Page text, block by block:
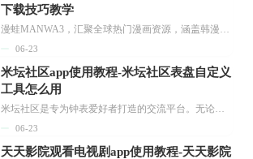
下载技巧教学
漫蛙MANWA3，汇聚全球热门漫画资源，涵盖韩漫、欧美漫画、国漫等多种类型，题材丰富多样，全方位满足用户阅读喜好。它不仅是阅读平台，更是创作平台，为广大用户打造零门槛创作环境。...
06-23
米坛社区app使用教程-米坛社区表盘自定义
工具怎么用
米坛社区是专为钟表爱好者打造的交流平台。无论你是初涉钟表领域的普通爱好者，还是拥有多年收藏经验的资深玩家，都能在此找到属于自己的天地。 无需注册，就能轻松参与其中。通过专业的讨论论坛与丰富的交互功能，你可与世界各地的钟表爱好者畅快交流。若你钟情于钟表，米坛社区无疑是值得一试的理想之选。在这里，你能获取最新的手表资讯，交流见解，提升鉴赏品味，让每一块手表都成为收藏故事中重要的一部分。感兴趣的朋友，不要错过下载机会。...
06-23
天天影院观看电视剧app使用教程-天天影院